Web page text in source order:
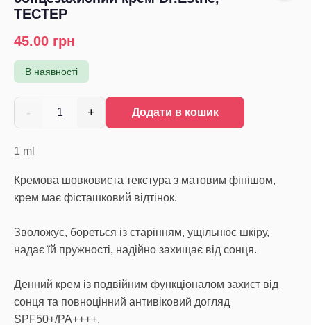
ТЕСТЕР
45.00 грн
В наявності
- 1 + Додати в кошик
1 ml
Кремова шовковиста текстура з матовим фінішом,
крем має фісташковий відтінок.
Зволожує, бореться із старінням, ущільнює шкіру,
надає їй пружності, надійно захищає від сонця.
Денний крем із подвійним функціоналом захист від
сонця та повноцінний антивіковий догляд
SPF50+/PA++++.